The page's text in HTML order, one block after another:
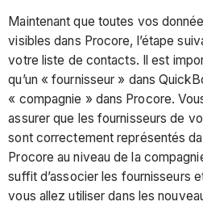
Maintenant que toutes vos
visibles dans Procore, l’étape
votre liste de contacts. Il est
qu’un « fournisseur » dans
« compagnie » dans Procore.
assurer que les fournisseurs de
sont correctement représentés
Procore au niveau de la
suffit d’associer les fournisseurs
vous allez utiliser dans les